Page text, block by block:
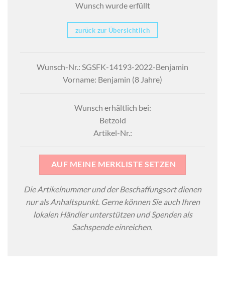
Wunsch wurde erfüllt
zurück zur Übersichtlich
Wunsch-Nr.: SGSFK-14193-2022-Benjamin
Vorname: Benjamin (8 Jahre)
Wunsch erhältlich bei:
Betzold
Artikel-Nr.:
AUF MEINE MERKLISTE SETZEN
Die Artikelnummer und der Beschaffungsort dienen
nur als Anhaltspunkt. Gerne können Sie auch Ihren
lokalen Händler unterstützen und Spenden als
Sachspende einreichen.